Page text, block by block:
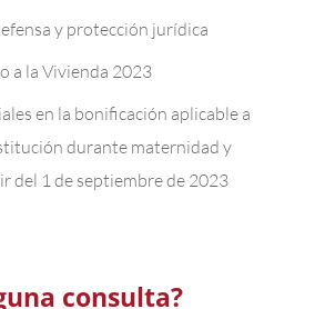
y protección jurídica
a la Vivienda 2023
en la bonificación aplicable a
durante maternidad y
del 1 de septiembre de 2023
consulta?